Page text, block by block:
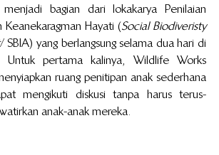
bagian dari lokakarya Penilaian
Keanekaragman Hayati (Social Biodiveristy
/ SBIA) yang berlangsung selama dua hari di
Untuk pertama kalinya, Wildlife Works
ruang penitipan anak sederhana
mengikuti diskusi tanpa harus terus-
anak-anak mereka.